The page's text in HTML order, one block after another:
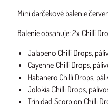
Mini darčekové balenie
Balenie obsahuje: 2x Chilli
Jalapeno Chilli Drops,
Cayenne Chilli Drops,
Habanero Chilli Drops,
Jolokia Chilli Drops,
Trinidad Scorpion Chilli